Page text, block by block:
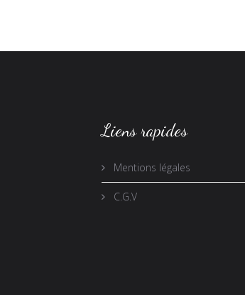
Liens rapides
Mentions légales
C.G.V